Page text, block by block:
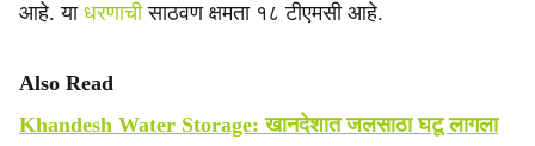
आहे. या धरणाचीसाठवण क्षमता १८ टीएमसी आहे.
Also Read
Khandesh Water Storage: खानदेशात जलसाठा घटू लागला